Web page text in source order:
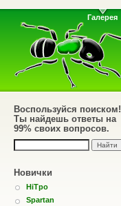
Галерея
Воспользуйся поиском!
Ты найдешь ответы на
99% своих вопросов.
Новички
HiTpo
Spartan